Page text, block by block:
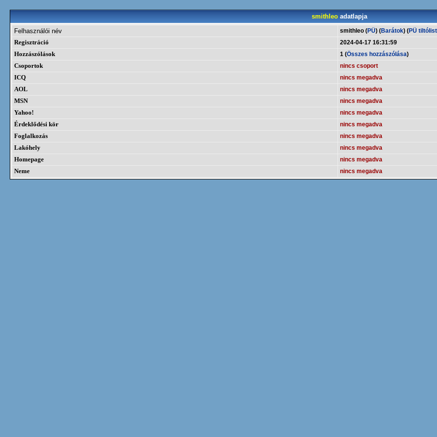
smithleo adatlapja
Felhasználói név
smithleo (PÜ) (Barátok) (PÜ
Regisztráció
2024-04-17 16:31:59
Hozzászólások
1 (Összes hozzászólása)
Csoportok
nincs csoport
ICQ
nincs megadva
AOL
nincs megadva
MSN
nincs megadva
Yahoo!
nincs megadva
Érdeklődési kör
nincs megadva
Foglalkozás
nincs megadva
Lakóhely
nincs megadva
Homepage
nincs megadva
Neme
nincs megadva